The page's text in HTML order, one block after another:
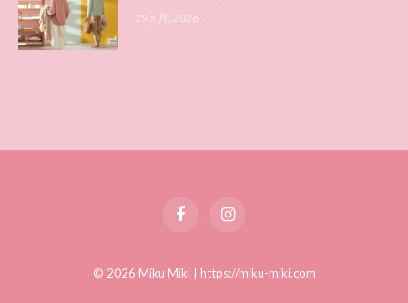
29 5 月, 2026
FacebookInstagram
© 2026 Miku Miki | https://miku-miki.com